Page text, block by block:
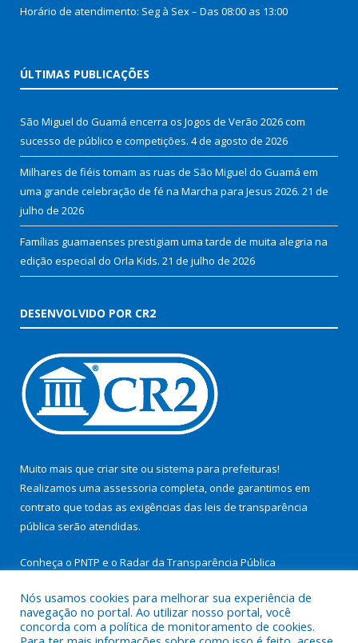
Horário de atendimento: Seg à Sex – Das 08:00 as 13:00
ÚLTIMAS PUBLICAÇÕES
São Miguel do Guamá encerra os Jogos de Verão 2026 com
sucesso de público e competições. 4 de agosto de 2026
Milhares de fiéis tomam as ruas de São Miguel do Guamá em
uma grande celebração de fé na Marcha para Jesus 2026. 21 de
julho de 2026
Famílias guamaenses prestigiam uma tarde de muita alegria na
edição especial do Orla Kids. 21 de julho de 2026
DESENVOLVIDO POR CR2
Muito mais que criar site ou sistema para prefeituras!
Realizamos uma assessoria completa, onde garantimos em
contrato que todas as exigências das leis de transparência
pública serão atendidas.
Conheça o PNTP e o Radar da Transparência Pública
Nós usamos cookies para melhorar sua experiência de
navegação no portal. Ao utilizar nosso portal, você
concorda com a política de monitoramento de cookies.